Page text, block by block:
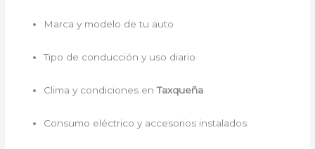
Marca y modelo de tu auto
Tipo de conducción y uso diario
Clima y condiciones enTaxqueña
Consumo eléctrico y accesorios instalados